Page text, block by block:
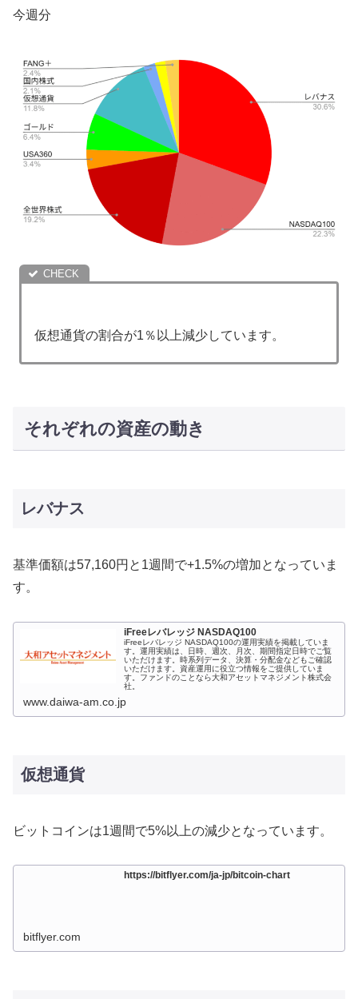
今週分
仮想通貨の割合が1％以上減少しています。
それぞれの資産の動き
レバナス
基準価額は57,160円と1週間で+1.5%の増加となっていま
す。
iFreeレバレッジ NASDAQ100
iFreeレバレッジ NASDAQ100の運用実績を掲載していま
す。運用実績は、日時、週次、月次、期間指定日時でご覧
いただけます。時系列データ、決算・分配金などもご確認
いただけます。資産運用に役立つ情報をご提供していま
す。ファンドのことなら大和アセットマネジメント株式会
社。
www.daiwa-am.co.jp
仮想通貨
ビットコインは1週間で5%以上の減少となっています。
https://bitflyer.com/ja-jp/bitcoin-chart
bitflyer.com